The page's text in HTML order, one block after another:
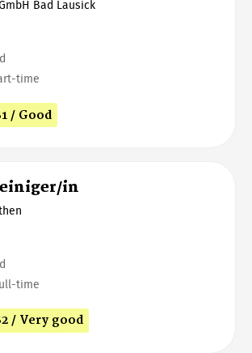
Bad Lausick
time
/ Good
in
time
/ Very good